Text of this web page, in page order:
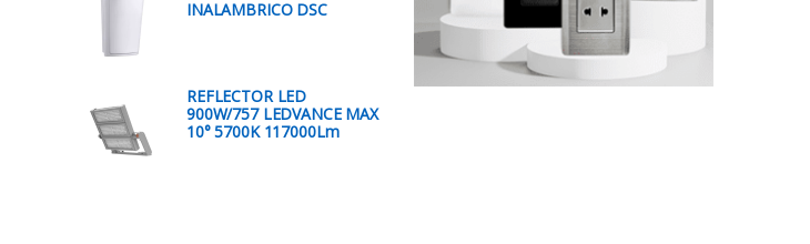
INALAMBRICO DSC
REFLECTOR LED
900W/757 LEDVANCE MAX
10° 5700K 117000Lm